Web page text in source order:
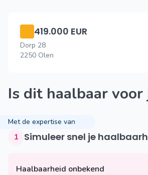
419.000 EUR
Dorp 28
2250 Olen
Is dit haalbaar voor
Met de expertise van
1 Simuleer snel je
Haalbaarheid onbekend